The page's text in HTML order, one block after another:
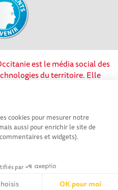
cookies pour mesurer notre
aussi pour enrichir le site de
et widgets).
par
OK pour moi
est le média social des
du territoire. Elle
Ce projet est cofinancé
européen de
en Occitanie est une
confidentialité